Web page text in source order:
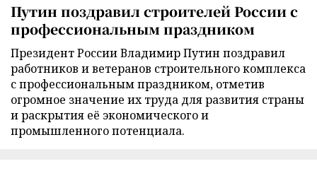
Путин поздравил строителей России с
профессиональным праздником
Президент России Владимир Путин поздравил
работников и ветеранов строительного комплекса
с профессиональным праздником, отметив
огромное значение их труда для развития страны
и раскрытия её экономического и
промышленного потенциала.